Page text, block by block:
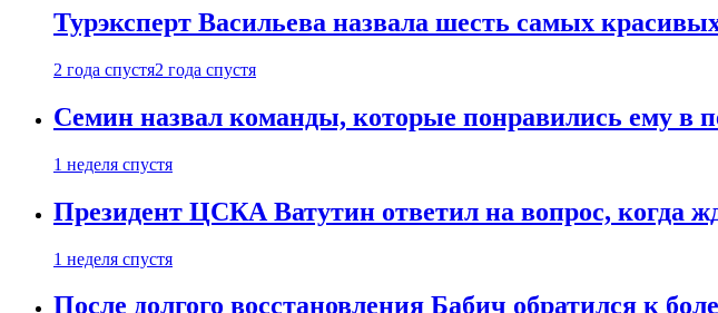
Турэксперт Васильева назвала шесть самых
2 года спустя2 года спустя
Семин назвал команды, которые понравились ему в
1 неделя спустя
Президент ЦСКА Ватутин ответил на вопрос, когда
1 неделя спустя
После долгого восстановления Бабич обратился к